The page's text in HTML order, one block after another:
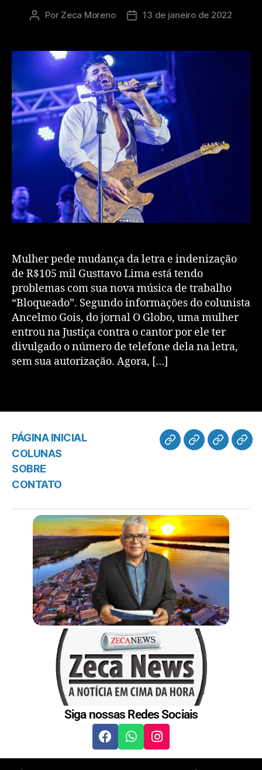
Por Zeca Moreno 13 de janeiro de 2022
Mulher pede mudança da letra e indenização
de R$105 mil Gusttavo Lima está tendo
problemas com sua nova música de trabalho
“Bloqueado”. Segundo informações do colunista
Ancelmo Gois, do jornal O Globo, uma mulher
entrou na Justiça contra o cantor por ele ter
divulgado o número de telefone dela na letra,
sem sua autorização. Agora, […]
PÁGINA INICIAL
COLUNAS
SOBRE
CONTATO
Siga nossas Redes Sociais